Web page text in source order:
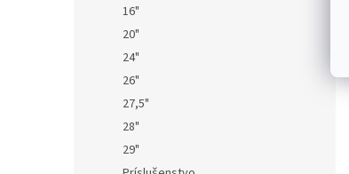
16"
20"
24"
26"
27,5"
28"
29"